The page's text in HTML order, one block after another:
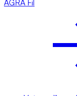
AGRA Fil